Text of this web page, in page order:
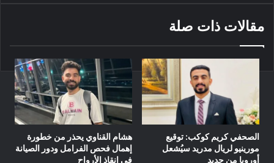
مقالات ذات صلة
الصحفي كريم كوكب: توقيع
مورينيو لريال مدريد سيُشعل
أوروبا من جديد
هشام القناوي يحذر من خطورة
إهمال فحص الفرامل ودور الصيانة
في إنقاذ الأرواح